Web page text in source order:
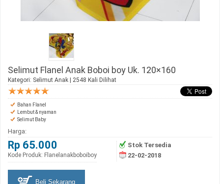
Selimut Flanel Anak Boboi boy Uk. 120×160
Kategori: Selimut Anak | 2548 Kali Dilihat
Bahan Flanel
Lembut & nyaman
Selimut Baby
Harga:
Rp 65.000
Kode Produk: Flanelanakboboiboy
Stok Tersedia
22-02-2018
Beli Sekarang